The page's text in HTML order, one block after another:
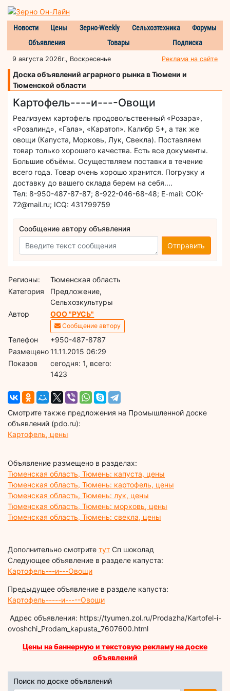
Новости Цены Зерно-Weekly Сельхозтехника
Форумы
Объявления
Товары Подписка
9 августа 2026г., Воскресенье Реклама на сайте
Доска объявлений аграрного рынка в Тюмени и
Тюменской области
Картофель----и----Овощи
Реализуем картофель продовольственный «Розара»,
«Розалинд», «Гала», «Каратоп». Калибр 5+, а так же
овощи (Капуста, Морковь, Лук, Свекла). Поставляем
товар только хорошего качества. Есть все документы.
Большие объёмы. Осуществляем поставки в течение
всего года. Товар очень хорошо хранится. Погрузку и
доставку до вашего склада берем на себя....
Тел: 8-950-487-87-87; 8-922-046-68-48; E-mail: COK-
72@mail.ru; ICQ: 431799759
Сообщение автору объявления
Отправить
Регионы:
Тюменская область
Категория
Предложение,
Сельхозкультуры
Автор
ООО "РУСЬ"
Сообщение автору
Телефон
+950-487-8787
Размещено11.11.2015 06:29
Показов
cегодня: 1, всего:
1423
Смотрите также предложения на Промышленной доске
объявлений (pdo.ru):
Картофель, цены
Объявление размещено в разделах:
Тюменская область, Тюмень: капуста, цены
Тюменская область, Тюмень: картофель, цены
Тюменская область, Тюмень: лук, цены
Тюменская область, Тюмень: морковь, цены
Тюменская область, Тюмень: свекла, цены
Дополнительно смотрите тут Сп шоколад
Следующее объявление в разделе капуста:
Картофель---и---Овощи
Предыдущее объявление в разделе капуста:
Картофель-----и-----Овощи
Адрес объявления: https://tyumen.zol.ru/Prodazha/Kartofel-i-
ovoshchi_Prodam_kapusta_7607600.html
Цены на баннерную и текстовую рекламу на доске
объявлений
Поиск по доске объявлений